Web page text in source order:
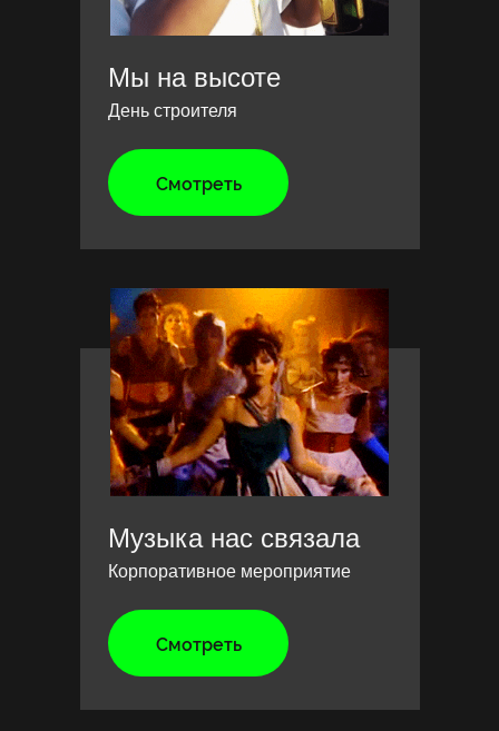
Мы на высоте
Музыка нас связала
Смотреть
Смотреть
День строителя
Корпоративное мероприятие